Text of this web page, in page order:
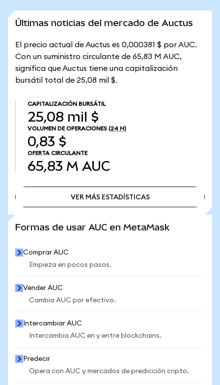
Últimas noticias del mercado de Auctus
El precio actual de Auctus es 0,000381 $ por AUC.
Con un suministro circulante de 65,83 M AUC,
significa que Auctus tiene una capitalización
bursátil total de 25,08 mil $.
CAPITALIZACIÓN BURSÁTIL
25,08 mil $
VOLUMEN DE OPERACIONES (24 H)
0,83 $
OFERTA CIRCULANTE
65,83 M AUC
VER MÁS ESTADÍSTICAS
Formas de usar AUC en MetaMask
Comprar AUC
Empieza en pocos pasos.
Vender AUC
Cambia AUC por efectivo.
Intercambiar AUC
Intercambia AUC en y entre blockchains.
Predecir
Opera con AUC y mercados de predicción cripto.